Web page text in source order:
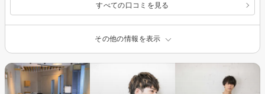
すべての口コミを見る
その他の情報を表示